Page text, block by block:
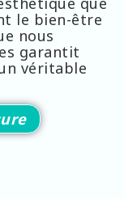
le bien-être
nous
garantit
véritable